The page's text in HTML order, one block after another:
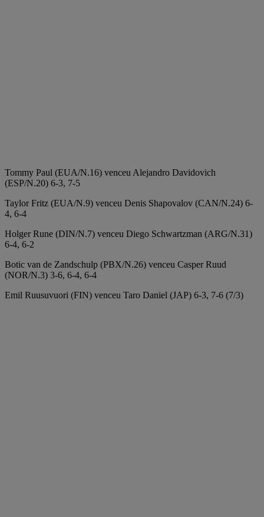
Tommy Paul (EUA/N.16) venceu Alejandro Davidovich
(ESP/N.20) 6-3, 7-5
Taylor Fritz (EUA/N.9) venceu Denis Shapovalov (CAN/N.24) 6-
4, 6-4
Holger Rune (DIN/N.7) venceu Diego Schwartzman (ARG/N.31)
6-4, 6-2
Botic van de Zandschulp (PBX/N.26) venceu Casper Ruud
(NOR/N.3) 3-6, 6-4, 6-4
Emil Ruusuvuori (FIN) venceu Taro Daniel (JAP) 6-3, 7-6 (7/3)